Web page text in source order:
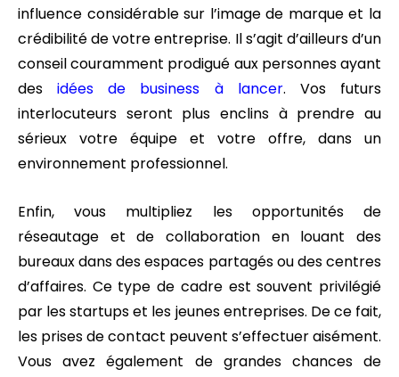
influence considérable sur l’image de marque et la
crédibilité de votre entreprise. Il s’agit d’ailleurs d’un
conseil couramment prodigué aux personnes ayant
desidées de business à lancer. Vos futurs
interlocuteurs seront plus enclins à prendre au
sérieux votre équipe et votre offre, dans un
environnement professionnel.
Enfin, vous multipliez les opportunités de
réseautage et de collaboration en louant des
bureaux dans des espaces partagés ou des centres
d’affaires. Ce type de cadre est souvent privilégié
par les startups et les jeunes entreprises. De ce fait,
les prises de contact peuvent s’effectuer aisément.
Vous avez également de grandes chances de